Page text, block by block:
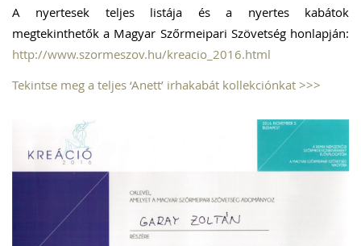
A nyertesek teljes listája és a nyertes kabátok
megtekinthetők a Magyar Szőrmeipari Szövetség honlapján:
http://www.szormeszov.hu/kreacio_2016.html
Tekintse meg a teljes ‘Anett’ irhakabát kollekciónkat >>>